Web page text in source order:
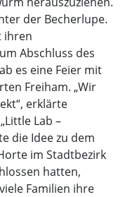
der Becherlupe.
ihren
Abschluss des
es eine Feier mit
Freiham. „Wir
erklärte
Lab –
die Idee zu dem
im Stadtbezirk
hatten,
Familien ihre